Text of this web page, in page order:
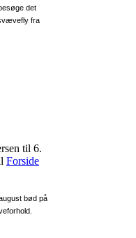
det
fra
til 6.
Forside
bød på